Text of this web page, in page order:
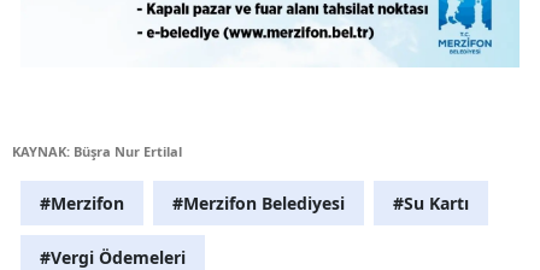
KAYNAK: Büşra Nur Ertilal
#Merzifon #Merzifon Belediyesi #Su Kartı
#Vergi Ödemeleri